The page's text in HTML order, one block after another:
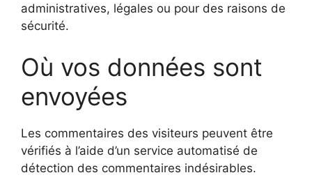
administratives, légales ou pour des raisons de
sécurité.
Où vos données sont
envoyées
Les commentaires des visiteurs peuvent être
vérifiés à l’aide d’un service automatisé de
détection des commentaires indésirables.